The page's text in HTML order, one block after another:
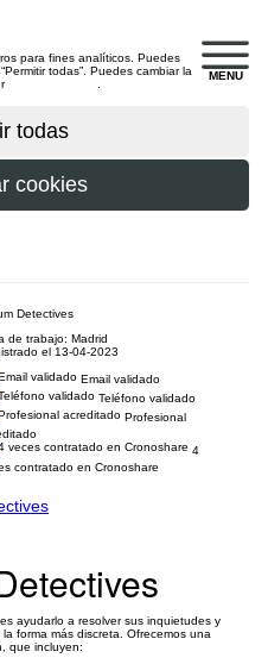
MENU
para fines analíticos. Puedes
todas”. Puedes cambiar la
Detectives
de trabajo: Madrid
el 13-04-2023
Email validado
Teléfono validado
Profesional
4
contratado en Cronoshare
ayudarlo a resolver sus inquietudes y
forma más discreta. Ofrecemos una
que incluyen: